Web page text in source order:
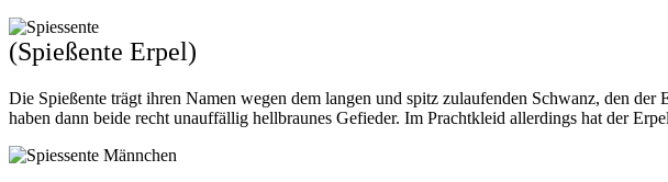
(Spießente Erpel)
Die Spießente trägt ihren Namen wegen dem langen und spitz zulaufenden Schwanz, den
haben dann beide recht unauffällig hellbraunes Gefieder. Im Prachtkleid allerdings hat der